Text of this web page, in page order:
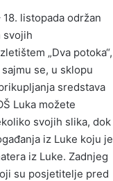
listopada održan
svojih
„Dva potoka“,
se, u sklopu
sredstava
Luka možete
svojih slika, dok
iz Luke koju je
iz Luke. Zadnjeg
su posjetitelje pred